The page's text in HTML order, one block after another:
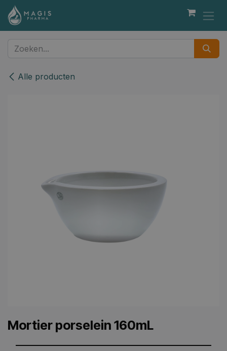
Overslaan naar inhoud
Alle producten
Mortier porselein 160mL